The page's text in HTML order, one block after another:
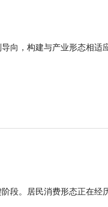
向，构建与产业形态相适
段。居民消费形态正在